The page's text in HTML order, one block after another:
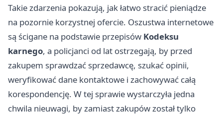
Takie zdarzenia pokazują, jak łatwo stracić pieniądze
na pozornie korzystnej ofercie. Oszustwa internetowe
są ścigane na podstawie przepisów Kodeksu
karnego, a policjanci od lat ostrzegają, by przed
zakupem sprawdzać sprzedawcę, szukać opinii,
weryfikować dane kontaktowe i zachowywać całą
korespondencję. W tej sprawie wystarczyła jedna
chwila nieuwagi, by zamiast zakupów został tylko